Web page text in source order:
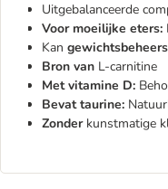
Uitgebalanceerde
Voor moeilijke eters:
Kan
Bron van L-carnitine
Met vitamine D:
Bevat taurine:
Zonderkunstmatige